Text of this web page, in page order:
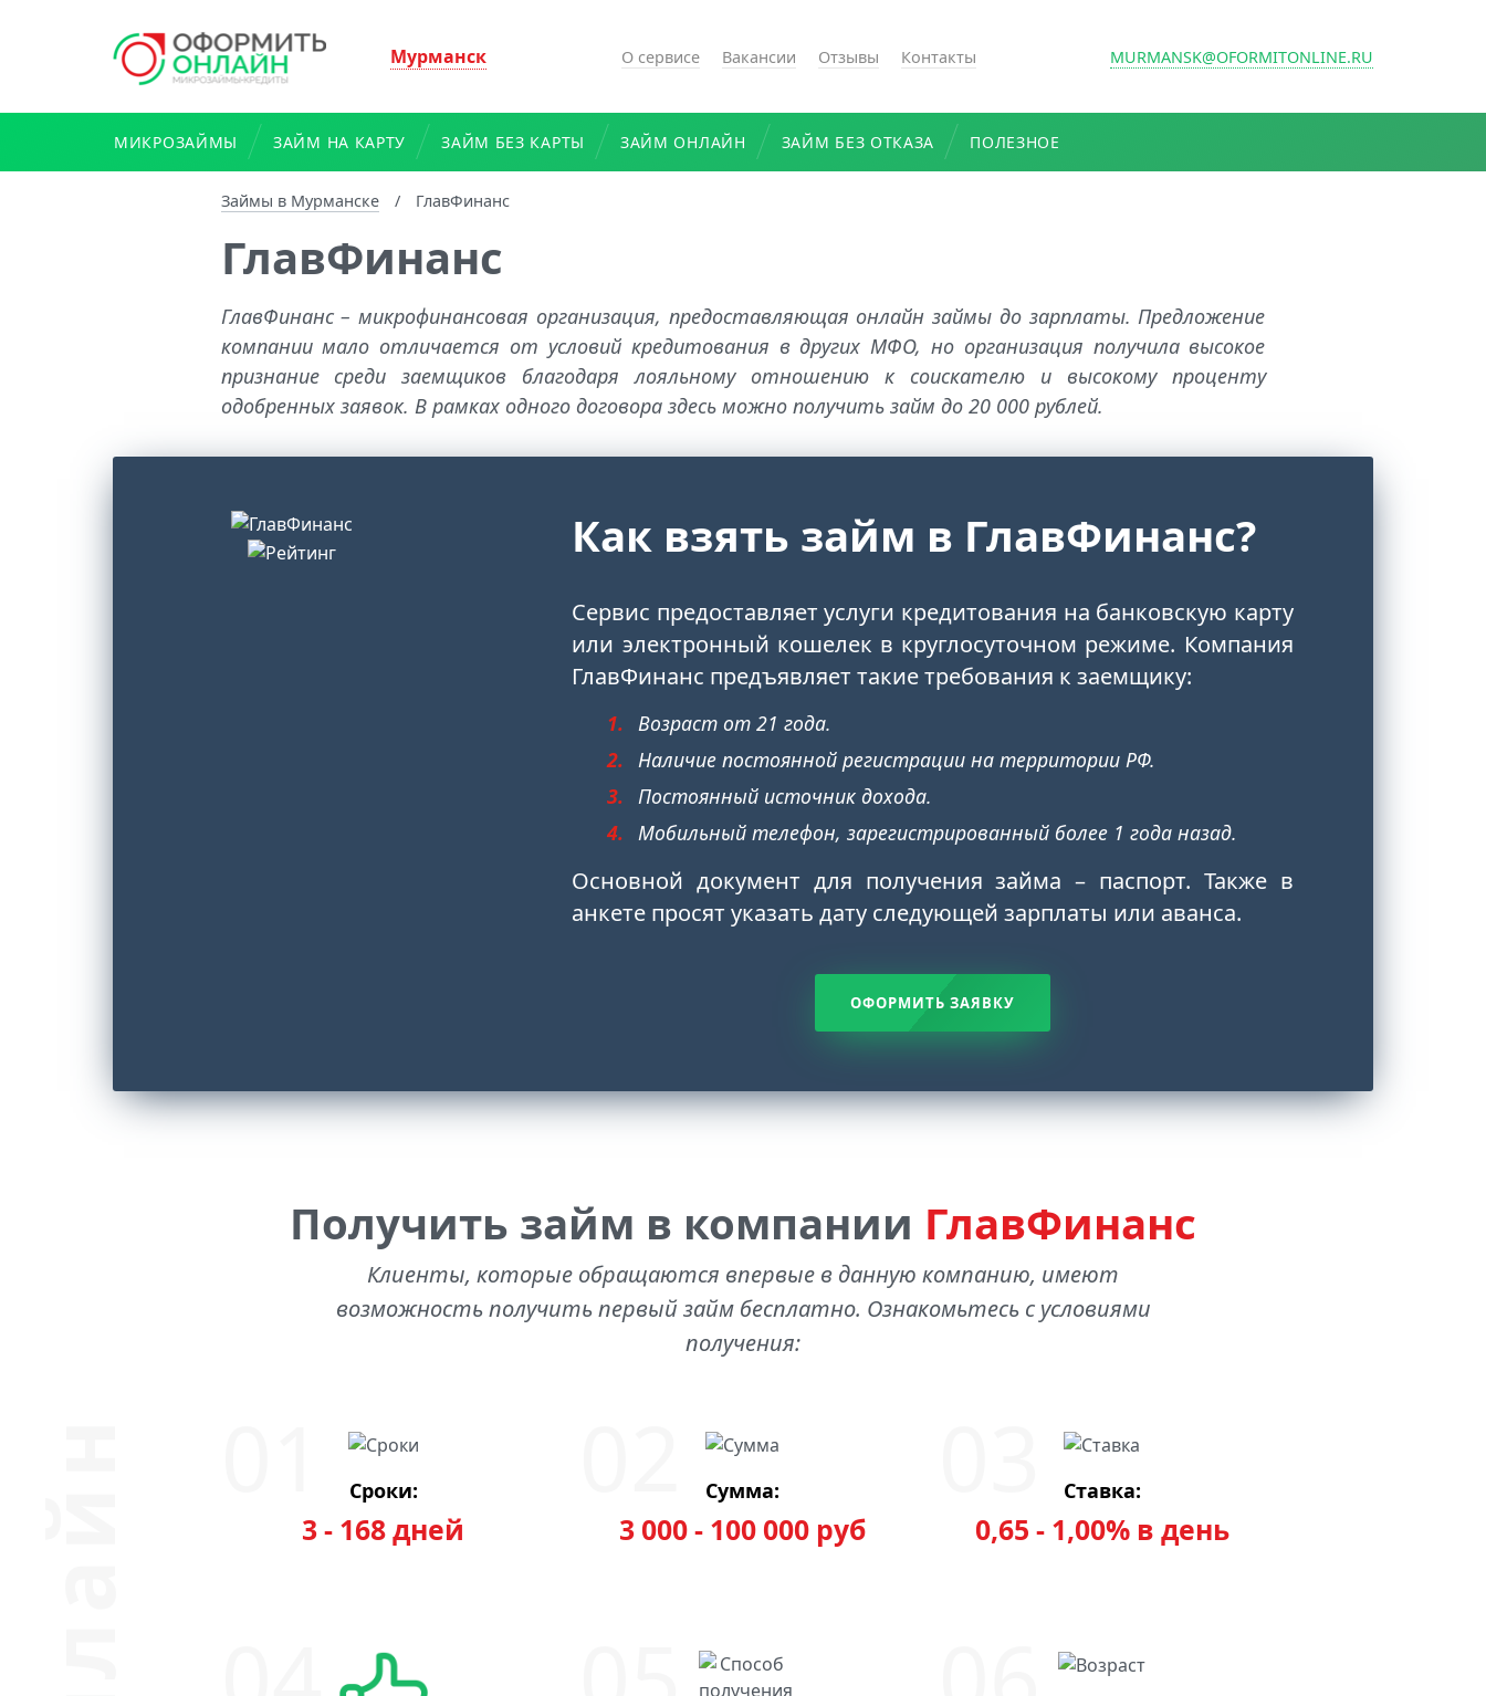
Мурманск О сервисе Вакансии Отзывы Контакты MURMANSK@OFORMITONLINE.RU
МИКРОЗАЙМЫ ЗАЙМ НА КАРТУ ЗАЙМ БЕЗ КАРТЫ ЗАЙМ ОНЛАЙН ЗАЙМ БЕЗ ОТКАЗА ПОЛЕЗНОЕ
Займы в Мурманске / ГлавФинанс
ГлавФинанс
ГлавФинанс – микрофинансовая организация, предоставляющая онлайн займы до зарплаты. Предложение
компании мало отличается от условий кредитования в других МФО, но организация получила высокое
признание среди заемщиков благодаря лояльному отношению к соискателю и высокому проценту
одобренных заявок. В рамках одного договора здесь можно получить займ до 20 000 рублей.
Как взять займ в ГлавФинанс?
Сервис предоставляет услуги кредитования на банковскую карту
или электронный кошелек в круглосуточном режиме. Компания
ГлавФинанс предъявляет такие требования к заемщику:
Возраст от 21 года.
Наличие постоянной регистрации на территории РФ.
Постоянный источник дохода.
Мобильный телефон, зарегистрированный более 1 года назад.
Основной документ для получения займа – паспорт. Также в
анкете просят указать дату следующей зарплаты или аванса.
ОФОРМИТЬ ЗАЯВКУ
Получить займ в компании ГлавФинанс
Клиенты, которые обращаются впервые в данную компанию, имеют
возможность получить первый займ бесплатно. Ознакомьтесь с условиями
получения:
Сроки:
3 - 168 дней
Сумма:
3 000 - 100 000 руб
Ставка:
0,65 - 1,00% в день